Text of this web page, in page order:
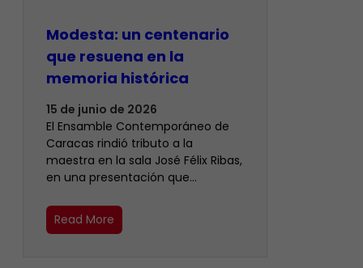
Modesta: un centenario
que resuena en la
memoria histórica
15 de junio de 2026
El Ensamble Contemporáneo de
Caracas rindió tributo a la
maestra en la sala José Félix Ribas,
en una presentación que…
Read More